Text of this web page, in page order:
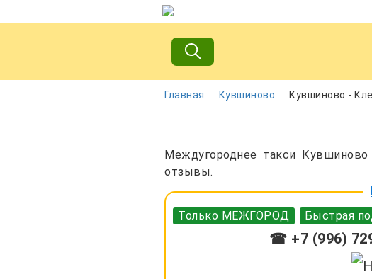
Главная Кувшиново Кувшиново -
Междугороднее такси
отзывы.
Только МЕЖГОРОД Быстрая
☎ +7 (996)